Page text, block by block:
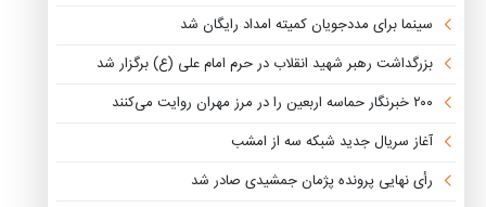
سینما برای مددجویان کمیته امداد رایگان شد
بزرگداشت رهبر شهید انقلاب در حرم امام علی (ع) برگزار شد
۲۰۰ خبرنگار حماسه اربعین را در مرز مهران روایت می‌کنند
آغاز سریال جدید شبکه سه از امشب
رأی نهایی پرونده پژمان جمشیدی صادر شد